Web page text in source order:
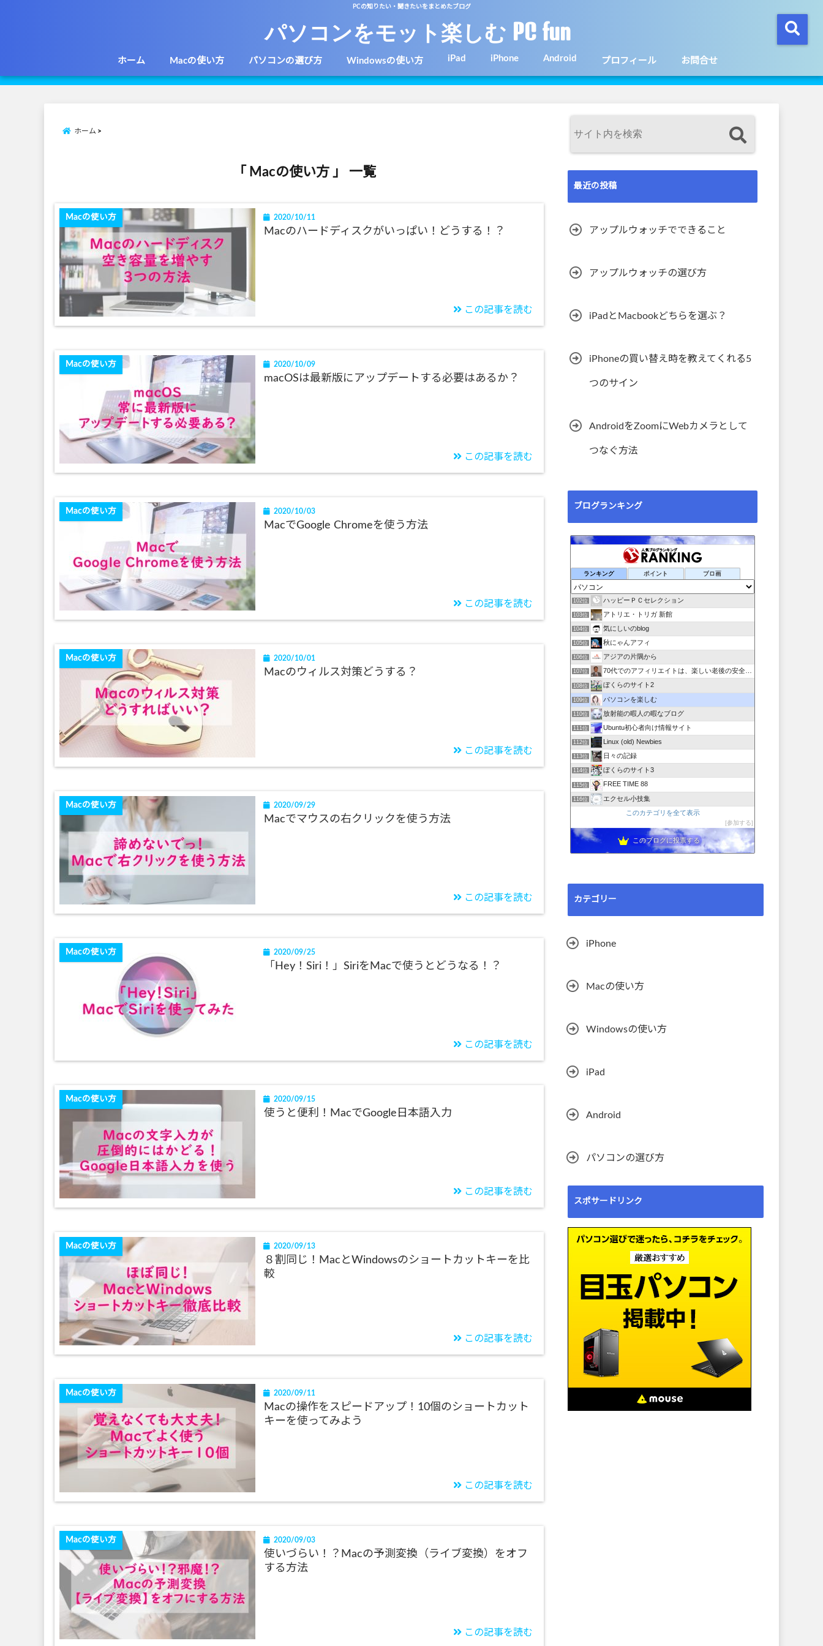
PCの知りたい・聞きたいをまとめたブログ
パソコンをモット楽しむ PC fun
ホーム Macの使い方 パソコンの選び方 Windowsの使い方 iPad iPhone Android プロフィール お問合せ
ホーム
「 Macの使い方 」 一覧
Macの使い方 2020/10/11
Macのハードディスクがいっぱい！どうする！？
この記事を読む
Macの使い方 2020/10/09
macOSは最新版にアップデートする必要はあるか？
この記事を読む
Macの使い方 2020/10/03
MacでGoogle Chromeを使う方法
この記事を読む
Macの使い方 2020/10/01
Macのウィルス対策どうする？
この記事を読む
Macの使い方 2020/09/29
Macでマウスの右クリックを使う方法
この記事を読む
Macの使い方 2020/09/25
「Hey！Siri！」SiriをMacで使うとどうなる！？
この記事を読む
Macの使い方 2020/09/15
使うと便利！MacでGoogle日本語入力
この記事を読む
Macの使い方 2020/09/13
８割同じ！MacとWindowsのショートカットキーを比
較
この記事を読む
Macの使い方 2020/09/11
Macの操作をスピードアップ！10個のショートカット
キーを使ってみよう
この記事を読む
Macの使い方 2020/09/03
使いづらい！？Macの予測変換（ライブ変換）をオフ
する方法
この記事を読む
最近の投稿
アップルウォッチでできること
アップルウォッチの選び方
iPadとMacbookどちらを選ぶ？
iPhoneの買い替え時を教えてくれる5
つのサイン
AndroidをZoomにWebカメラとして
つなぐ方法
ブログランキング
ランキング ポイント ブロ画
102位 ハッピーＰＣセレクション
103位 アトリエ・トリガ 新館
104位 気にしいのblog
105位 秋にゃんアフィ
106位 アジアの片隅から
107位 70代でのアフィリエイトは、楽しい老後の安全保障！!
108位 ぼくらのサイト2
109位 パソコンを楽しむ
110位 放射能の暇人の暇なブログ
111位 Ubuntu初心者向け情報サイト
112位 Linux (old) Newbies
113位 日々の記録
114位 ぼくらのサイト3
115位 FREE TIME 88
116位
エクセル小技集
このカテゴリを全て表示
参加する
このブログに投票する
カテゴリー
iPhone
Macの使い方
Windowsの使い方
iPad
Android
パソコンの選び方
スポサードリンク